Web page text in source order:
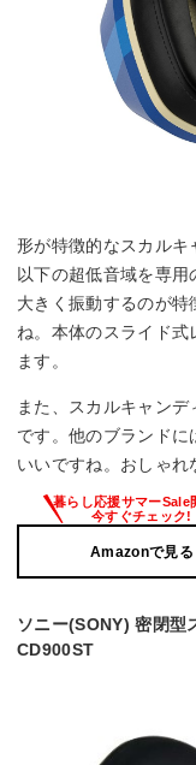
形が特徴的なスカルキ
以下の超低音域を専
大きく振動するのが
ね。本体のスライド式
ます。
また、スカルキャン
です。他のブランドに
いいですね。おしゃれ
Amazonで見る
ソニー(SONY) 密閉型
CD900ST